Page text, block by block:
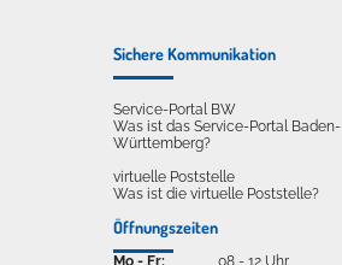
Sichere Kommunikation
Service-Portal BW
Was ist das Service-Portal Baden-
Württemberg?
virtuelle Poststelle
Was ist die virtuelle Poststelle?
Öffnungszeiten
Mo - Fr:
08 - 12 Uhr